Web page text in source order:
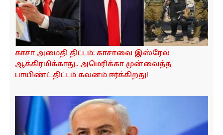
8 போரை நிறுத்திய டிரம்ப்! அடுத்த முறை
டிரம்ப்க்குதான் அமைதிக்கான நோபல் பரிசு!
அடித்து சொல்லும் இஸ்ரேல்!